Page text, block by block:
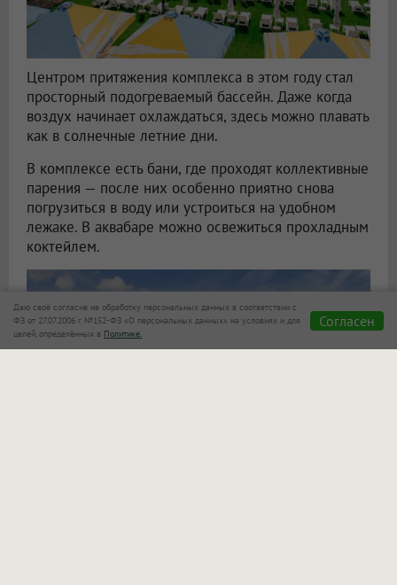
Центром притяжения комплекса в этом году стал
просторный подогреваемый бассейн. Даже когда
воздух начинает охлаждаться, здесь можно плавать
как в солнечные летние дни.
В комплексе есть бани, где проходят коллективные
парения — после них особенно приятно снова
погрузиться в воду или устроиться на удобном
лежаке. В аквабаре можно освежиться прохладным
коктейлем.
Даю своё согласие на обработку персональных данных в соответствии с
ФЗ от 27.07.2006 г. №152-ФЗ «О персональных данных» на условиях и для
целей, определённых в Политике.
Согласен